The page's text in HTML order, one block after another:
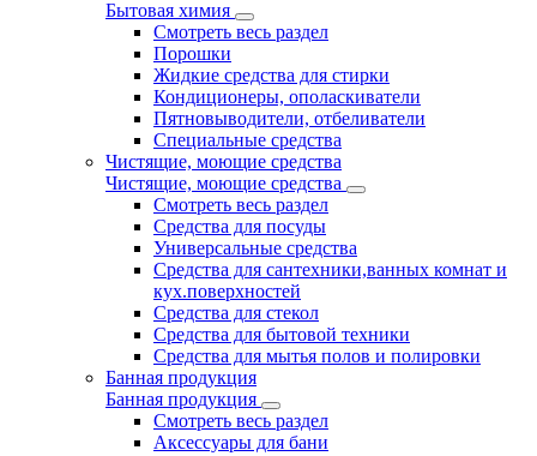
Бытовая химия
Смотреть весь раздел
Порошки
Жидкие средства для стирки
Кондиционеры, ополаскиватели
Пятновыводители, отбеливатели
Специальные средства
Чистящие, моющие средства
Чистящие, моющие средства
Смотреть весь раздел
Средства для посуды
Универсальные средства
Средства для сантехники,ванных комнат и
кух.поверхностей
Средства для стекол
Средства для бытовой техники
Средства для мытья полов и полировки
Банная продукция
Банная продукция
Смотреть весь раздел
Аксессуары для бани